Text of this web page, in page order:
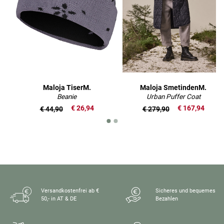
Maloja TiserM.
Beanie
€ 26,94
€ 44,90
Maloja SmetindenM.
Urban Puffer Coat
€ 167,94
€ 279,90
Versandkostenfrei ab €
50,- in AT & DE
Sicheres und bequemes
Bezahlen